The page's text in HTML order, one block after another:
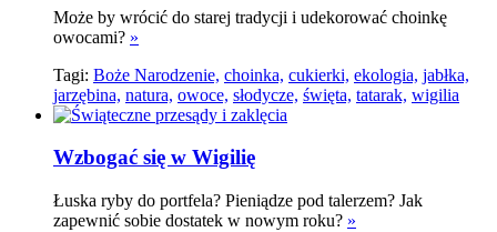
Może by wrócić do starej tradycji i udekorować choinkę
owocami? »
Tagi: Boże Narodzenie, choinka, cukierki, ekologia, jabłka,
jarzębina, natura, owoce, słodycze, święta, tatarak, wigilia
Wzbogać się w Wigilię
Łuska ryby do portfela? Pieniądze pod talerzem? Jak
zapewnić sobie dostatek w nowym roku? »